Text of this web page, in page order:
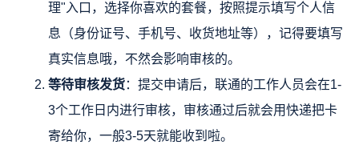
理"入口，选择你喜欢的套餐，按照提示填写个人信
息（身份证号、手机号、收货地址等），记得要填写
真实信息哦，不然会影响审核的。
等待审核发货：提交申请后，联通的工作人员会在1-
3个工作日内进行审核，审核通过后就会用快递把卡
寄给你，一般3-5天就能收到啦。